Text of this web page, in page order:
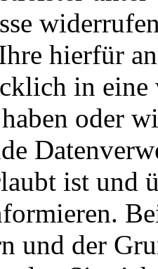
hierfür
in
oder
ist und
und der